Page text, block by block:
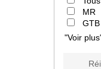
MR
"Voir